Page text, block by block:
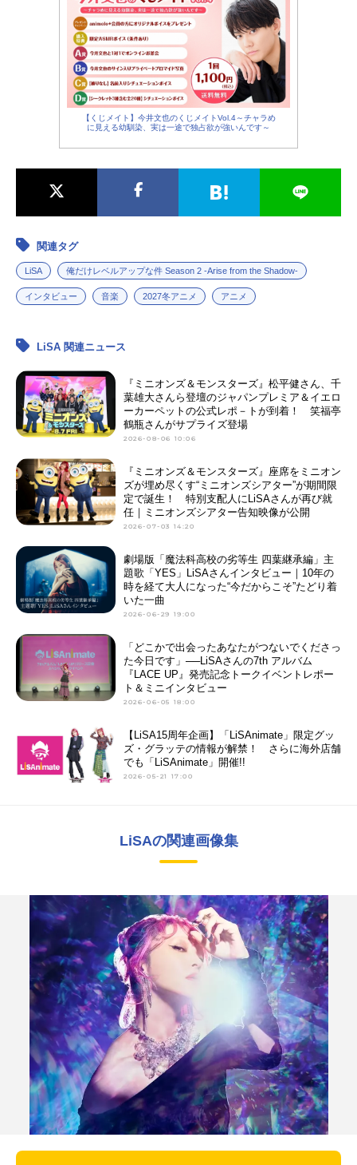
【くじメイト】今井文也のくじメイトVol.4～チャラめ
に見える幼馴染、実は一途で独占欲が強いんです～
関連タグ
LiSA 俺だけレベルアップな件 Season 2 -Arise from the Shadow-
インタビュー 音楽 2027冬アニメ アニメ
LiSA 関連ニュース
『ミニオンズ＆モンスターズ』松平健さん、千
葉雄大さんら登壇のジャパンプレミア＆イエロ
ーカーペットの公式レポ－トが到着！ 笑福亭
鶴瓶さんがサプライズ登場
2026-08-06 10:06
『ミニオンズ＆モンスターズ』座席をミニオン
ズが埋め尽くす“ミニオンズシアター”が期間限
定で誕生！ 特別支配人にLiSAさんが再び就
任｜ミニオンズシアター告知映像が公開
2026-07-03 14:20
劇場版「魔法科高校の劣等生 四葉継承編」主
題歌「YES」LiSAさんインタビュー｜10年の
時を経て大人になった“今だからこそ”たどり着
いた一曲
2026-06-29 19:00
「どこかで出会ったあなたがつないでくださっ
た今日です」──LiSAさんの7th アルバム
『LACE UP』発売記念トークイベントレポー
ト＆ミニインタビュー
2026-06-05 18:00
【LiSA15周年企画】「LiSAnimate」限定グッ
ズ・グラッテの情報が解禁！ さらに海外店舗
でも「LiSAnimate」開催!!
2026-05-21 17:00
LiSAの関連画像集